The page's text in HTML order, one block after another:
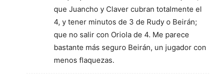
que Juancho y Claver cubran totalmente el
4, y tener minutos de 3 de Rudy o Beirán;
que no salir con Oriola de 4. Me parece
bastante más seguro Beirán, un jugador con
menos flaquezas.